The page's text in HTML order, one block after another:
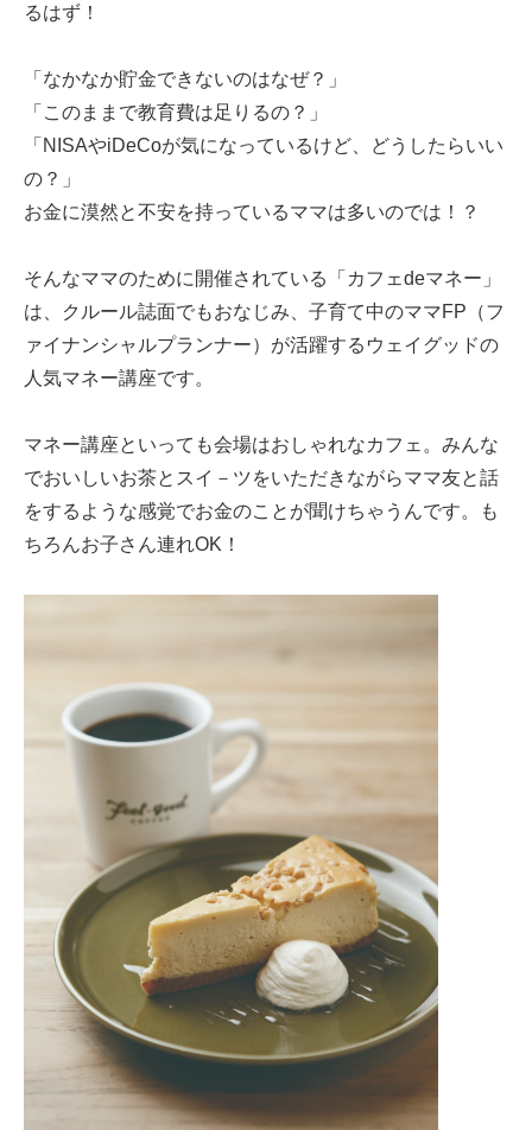
るはず！
「なかなか貯金できないのはなぜ？」
「このままで教育費は足りるの？」
「NISAやiDeCoが気になっているけど、どうしたらいい
の？」
お金に漠然と不安を持っているママは多いのでは！？
そんなママのために開催されている「カフェdeマネー」
は、クルール誌面でもおなじみ、子育て中のママFP（フ
ァイナンシャルプランナー）が活躍するウェイグッドの
人気マネー講座です。
マネー講座といっても会場はおしゃれなカフェ。みんな
でおいしいお茶とスイ－ツをいただきながらママ友と話
をするような感覚でお金のことが聞けちゃうんです。も
ちろんお子さん連れOK！